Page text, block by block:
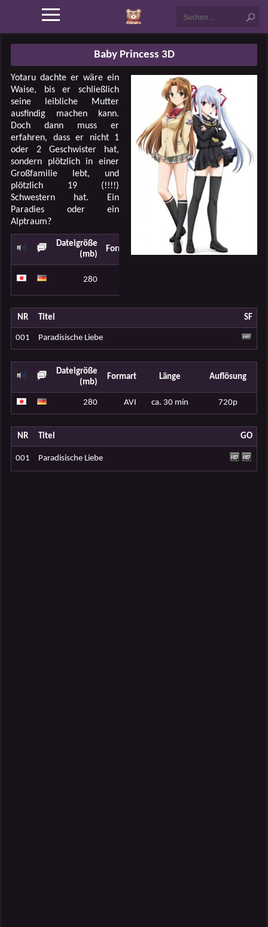
Baby Princess 3D
Yotaru dachte er wäre ein
Waise, bis er schließlich
seine leibliche Mutter
ausfindig machen kann.
Doch dann muss er
erfahren, dass er nicht 1
oder 2 Geschwister hat,
sondern plötzlich in einer
Großfamilie lebt, und
plötzlich 19 (!!!!)
Schwestern hat. Ein
Paradies oder ein
Alptraum?
Dateigröße
(mb)
Formart Auflösung
280
NR Titel SF
001 Paradisische Liebe
Dateigröße
(mb)
Formart Länge Auflösung
280 AVI ca. 30 min 720p
NR Titel GO
001 Paradisische Liebe